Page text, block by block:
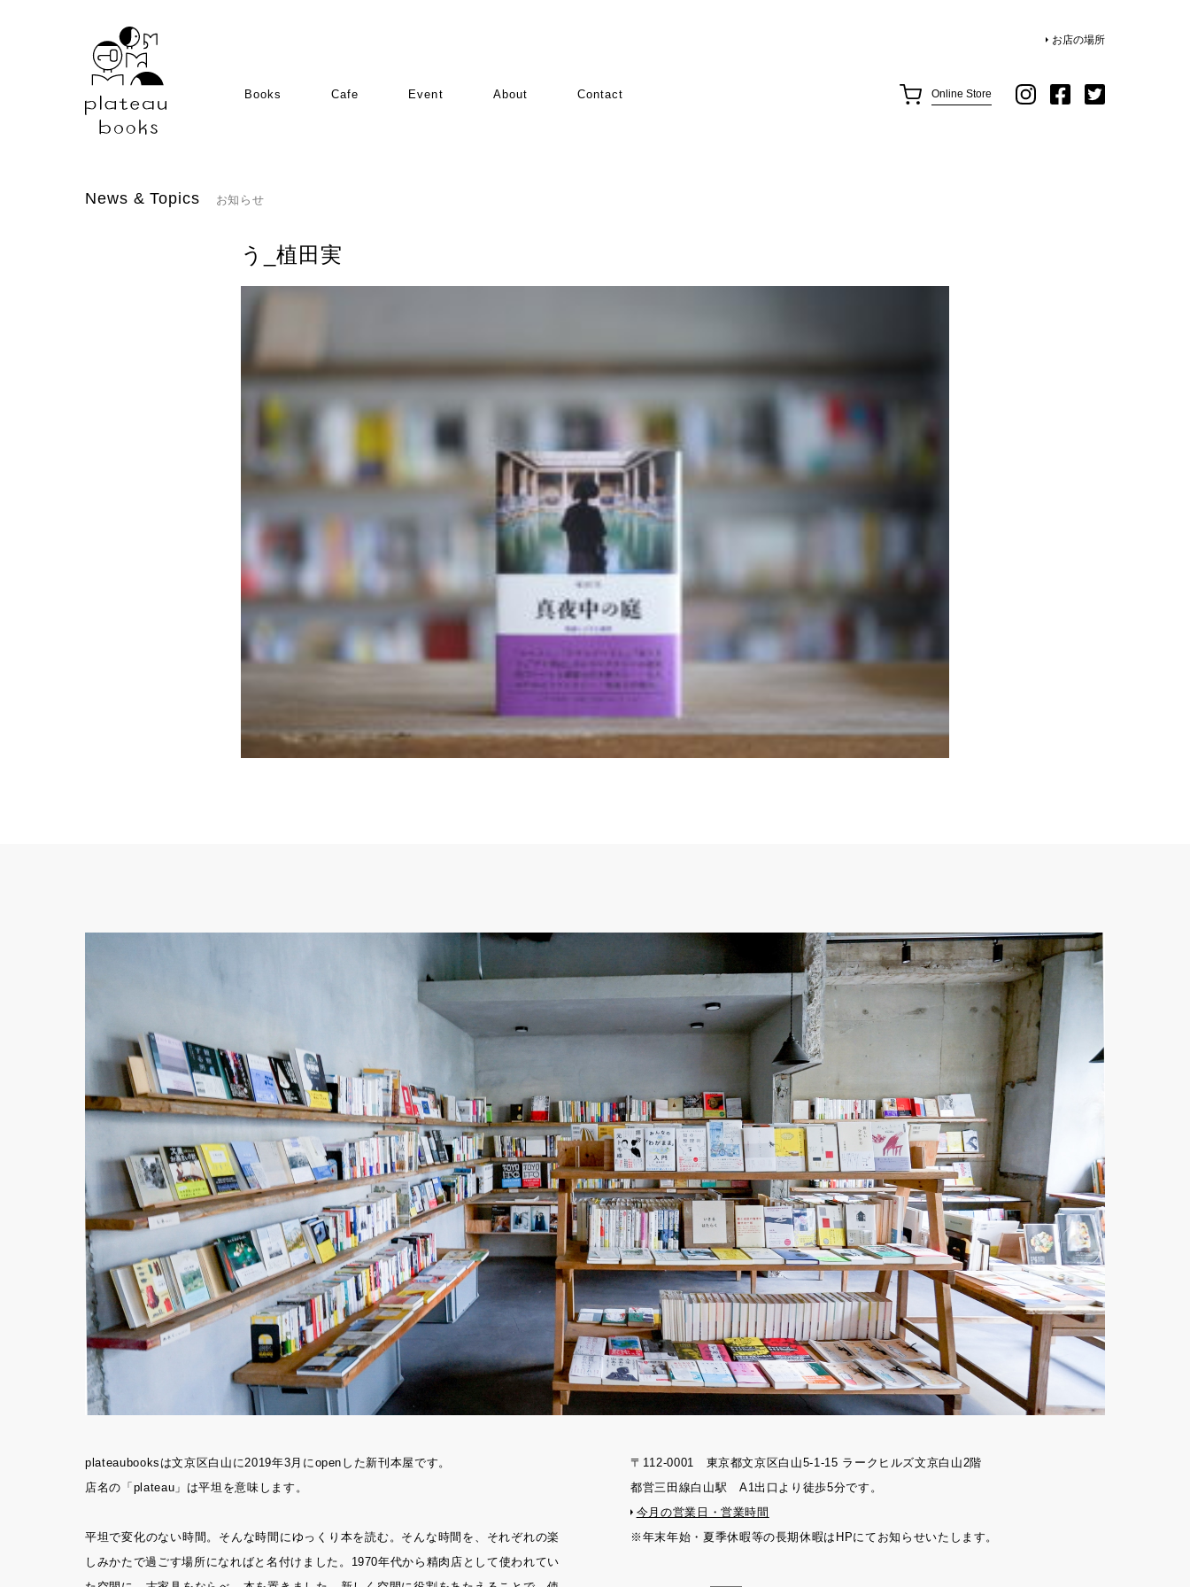
Books Cafe Event About Contact Online Store
お店の場所
News & Topics お知らせ
う_植田実
plateaubooksは文京区白山に2019年3月にopenした新刊本屋です。
店名の「plateau」は平坦を意味します。
平坦で変化のない時間。そんな時間にゆっくり本を読む。そんな時間を、それぞれの楽
しみかたで過ごす場所になればと名付けました。1970年代から精肉店として使われてい
〒112-0001 東京都文京区白山5-1-15 ラークヒルズ文京白山2階
都営三田線白山駅 A1出口より徒歩5分です。
今月の営業日・営業時間
※年末年始・夏季休暇等の長期休暇はHPにてお知らせいたします。